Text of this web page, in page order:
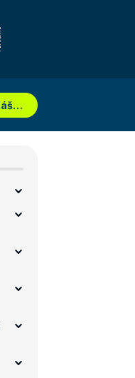
Přihlášení